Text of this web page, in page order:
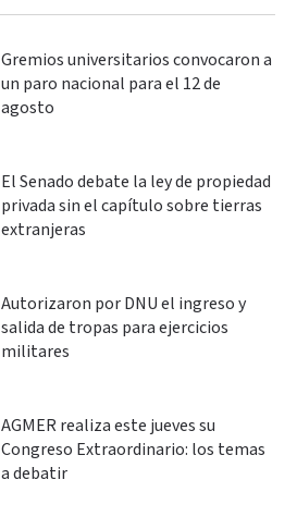
Gremios universitarios convocaron a
un paro nacional para el 12 de
agosto
El Senado debate la ley de propiedad
privada sin el capítulo sobre tierras
extranjeras
Autorizaron por DNU el ingreso y
salida de tropas para ejercicios
militares
AGMER realiza este jueves su
Congreso Extraordinario: los temas
a debatir